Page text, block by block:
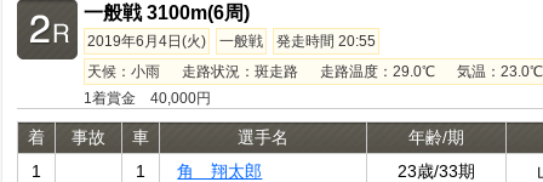
一般戦 3100m(6周)
2019年6月4日(火) 一般戦
発走時間 20:55
天候：小雨 走路状況：斑走路 走路温度：29.0℃ 気温：
1着賞金 40,000円
着 事故 車 選手名 年齢/期
1
1 角 翔太郎 23歳/33期